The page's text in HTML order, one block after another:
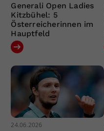
Generali Open Ladies
Kitzbühel: 5
Österreicherinnen im
Hauptfeld
24.06.2026